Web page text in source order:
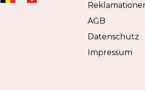
AGB
Datenschutz
Impressum